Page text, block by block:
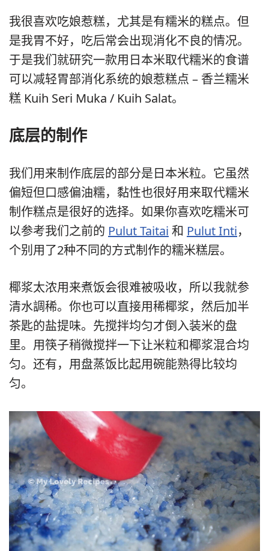
我很喜欢吃娘惹糕，尤其是有糯米的糕点。但
是我胃不好，吃后常会出现消化不良的情况。
于是我们就研究一款用日本米取代糯米的食谱
可以减轻胃部消化系统的娘惹糕点 – 香兰糯米
糕 Kuih Seri Muka / Kuih Salat。
底层的制作
我们用来制作底层的部分是日本米粒。它虽然
偏短但口感偏油糯，黏性也很好用来取代糯米
制作糕点是很好的选择。如果你喜欢吃糯米可
以参考我们之前的 Pulut Taitai 和 Pulut Inti，
个别用了2种不同的方式制作的糯米糕层。
椰浆太浓用来煮饭会很难被吸收，所以我就参
清水調稀。你也可以直接用稀椰浆，然后加半
茶匙的盐提味。先搅拌均匀才倒入装米的盘
里。用筷子稍微搅拌一下让米粒和椰浆混合均
匀。还有，用盘蒸饭比起用碗能熟得比较均
匀。